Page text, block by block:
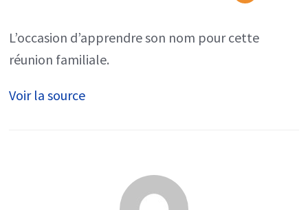
L’occasion d’apprendre son nom pour cette
réunion familiale.
Voir la source